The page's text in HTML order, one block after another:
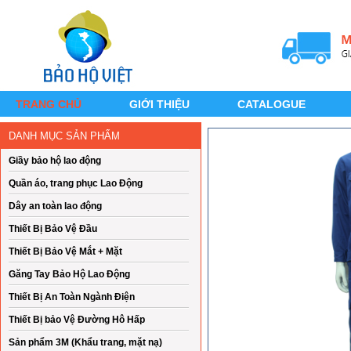
TRANG CHỦ GIỚI THIỆU CATALOGUE
DANH MỤC SẢN PHẨM
Giầy bảo hộ lao động
Quần áo, trang phục Lao Động
Dây an toàn lao động
Thiết Bị Bảo Vệ Đầu
Thiết Bị Bảo Vệ Mắt + Mặt
Găng Tay Bảo Hộ Lao Động
Thiết Bị An Toàn Ngành Điện
Thiết Bị bảo Vệ Đường Hô Hấp
Sản phẩm 3M (Khẩu trang, mặt nạ)